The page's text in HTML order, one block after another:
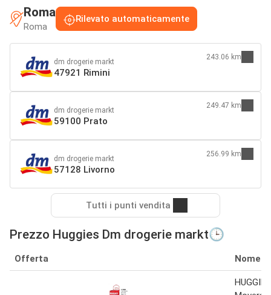
Roma
Roma
Rilevato automaticamente
dm drogerie markt
47921 Rimini
243.06 km
dm drogerie markt
59100 Prato
249.47 km
dm drogerie markt
57128 Livorno
256.99 km
Tutti i punti vendita
Prezzo Huggies Dm drogerie markt🕒
Offerta Nome